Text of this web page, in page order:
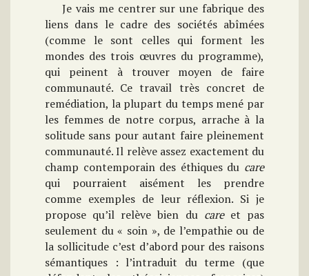
Je vais me centrer sur une fabrique des
liens dans le cadre des sociétés abîmées
(comme le sont celles qui forment les
mondes des trois œuvres du programme),
qui peinent à trouver moyen de faire
communauté. Ce travail très concret de
remédiation, la plupart du temps mené par
les femmes de notre corpus, arrache à la
solitude sans pour autant faire pleinement
communauté. Il relève assez exactement du
champ contemporain des éthiques du care
qui pourraient aisément les prendre
comme exemples de leur réflexion. Si je
propose qu’il relève bien du careet pas
seulement du « soin », de l’empathie ou de
la sollicitude c’est d’abord pour des raisons
sémantiques : l’intraduit du terme (que